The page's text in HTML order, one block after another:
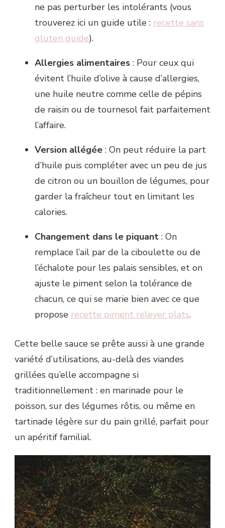
ne pas perturber les intolérants (vous
trouverez ici un guide utile : recette sans
gluten guide).
Allergies alimentaires : Pour ceux qui
évitent l’huile d’olive à cause d’allergies,
une huile neutre comme celle de pépins
de raisin ou de tournesol fait parfaitement
l’affaire.
Version allégée : On peut réduire la part
d’huile puis compléter avec un peu de jus
de citron ou un bouillon de légumes, pour
garder la fraîcheur tout en limitant les
calories.
Changement dans le piquant : On
remplace l’ail par de la ciboulette ou de
l’échalote pour les palais sensibles, et on
ajuste le piment selon la tolérance de
chacun, ce qui se marie bien avec ce que
propose recette piment relever plats.
Cette belle sauce se prête aussi à une grande
variété d’utilisations, au-delà des viandes
grillées qu’elle accompagne si
traditionnellement : en marinade pour le
poisson, sur des légumes rôtis, ou même en
tartinade légère sur du pain grillé, parfait pour
un apéritif familial.